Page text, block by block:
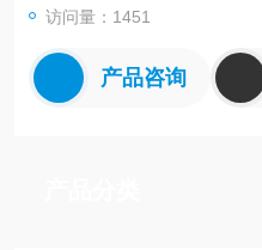
访问量：1451
产品咨询